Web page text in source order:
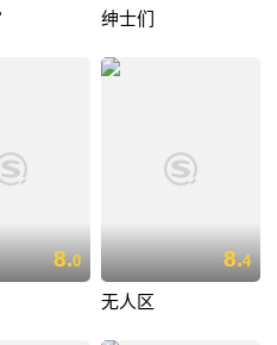
绅士们
8.0 8.4
无人区